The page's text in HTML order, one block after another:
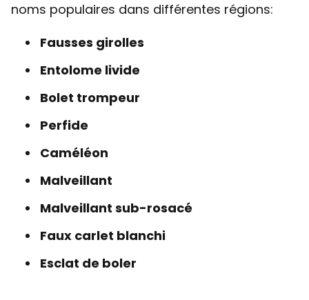
noms populaires dans différentes régions:
Fausses girolles
Entolome livide
Bolet trompeur
Perfide
Caméléon
Malveillant
Malveillant sub-rosacé
Faux carlet blanchi
Esclat de boler